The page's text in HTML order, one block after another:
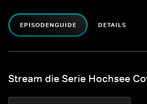
EPISODENGUIDE DETAILS
Stream die Serie Hochsee